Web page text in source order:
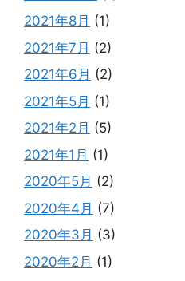
2021年8月 (1)
2021年7月 (2)
2021年6月 (2)
2021年5月 (1)
2021年2月 (5)
2021年1月 (1)
2020年5月 (2)
2020年4月 (7)
2020年3月 (3)
2020年2月 (1)